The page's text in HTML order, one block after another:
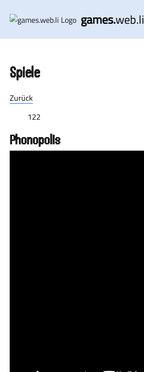
games.web.li
Spiele
Zurück
122
Phonopolis